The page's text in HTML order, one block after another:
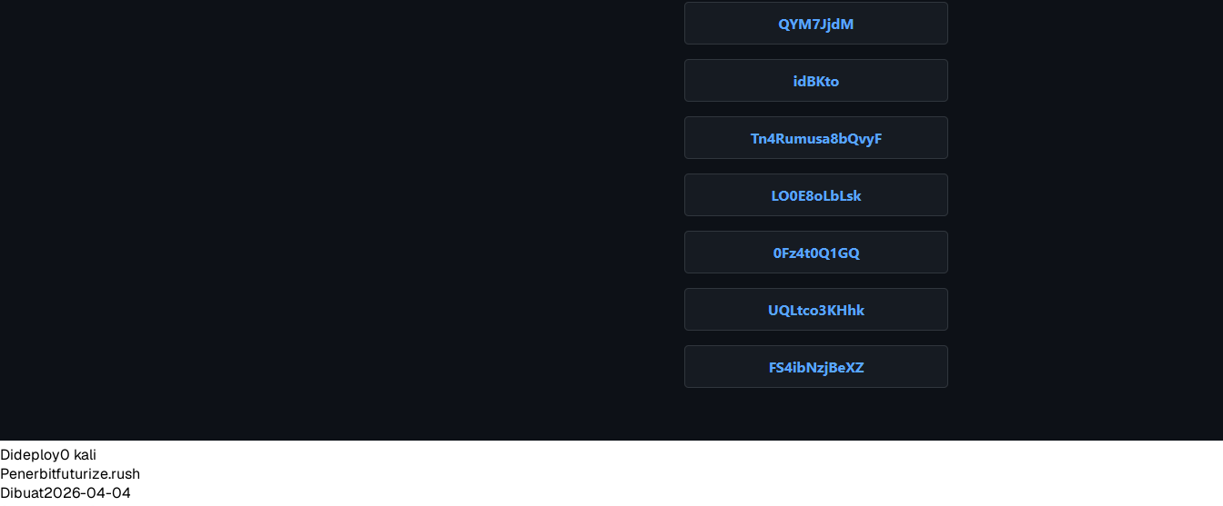
Dideploy0 kali
Penerbitfuturize.rush
Dibuat2026-04-04